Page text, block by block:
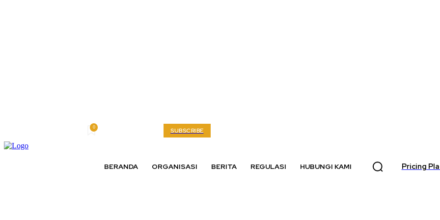
0 SUBSCRIBE
BERANDA ORGANISASI BERITA REGULASI HUBUNGI KAMI Pricing